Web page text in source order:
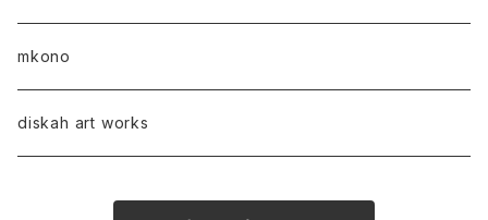
mkono
diskah art works